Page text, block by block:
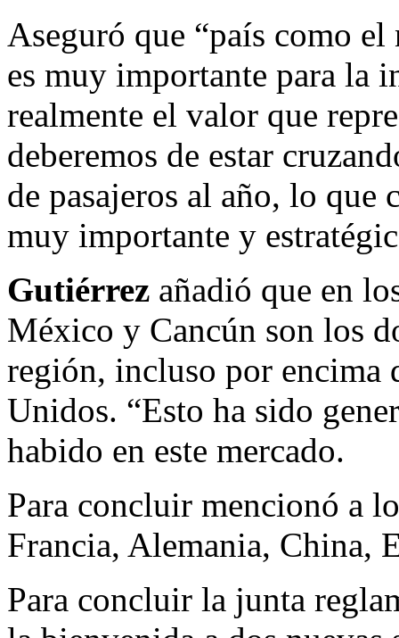
Aseguró que “país como
es muy importante para la
realmente el valor que
deberemos de estar
de pasajeros al año, lo
muy importante y
Gutiérrez añadió que en
México y Cancún son los
región, incluso por encima
Unidos. “Esto ha sido
habido en este mercado.
Para concluir mencionó a
Francia, Alemania, China,
Para concluir la junta